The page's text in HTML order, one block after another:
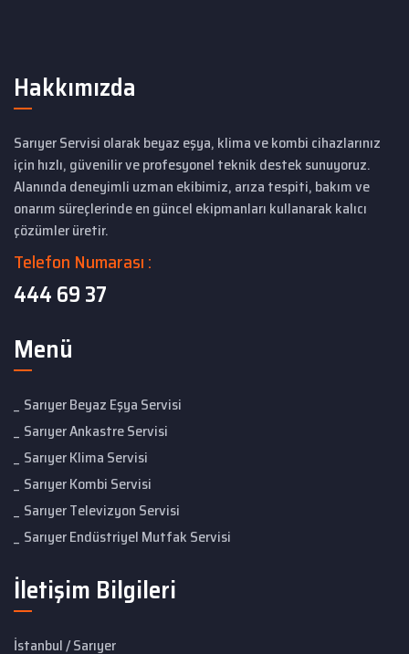
Hakkımızda
Sarıyer Servisi olarak beyaz eşya, klima ve kombi cihazlarınız
için hızlı, güvenilir ve profesyonel teknik destek sunuyoruz.
Alanında deneyimli uzman ekibimiz, arıza tespiti, bakım ve
onarım süreçlerinde en güncel ekipmanları kullanarak kalıcı
çözümler üretir.
Telefon Numarası :
444 69 37
Menü
Sarıyer Beyaz Eşya Servisi
Sarıyer Ankastre Servisi
Sarıyer Klima Servisi
Sarıyer Kombi Servisi
Sarıyer Televizyon Servisi
Sarıyer Endüstriyel Mutfak Servisi
İletişim Bilgileri
İstanbul / Sarıyer